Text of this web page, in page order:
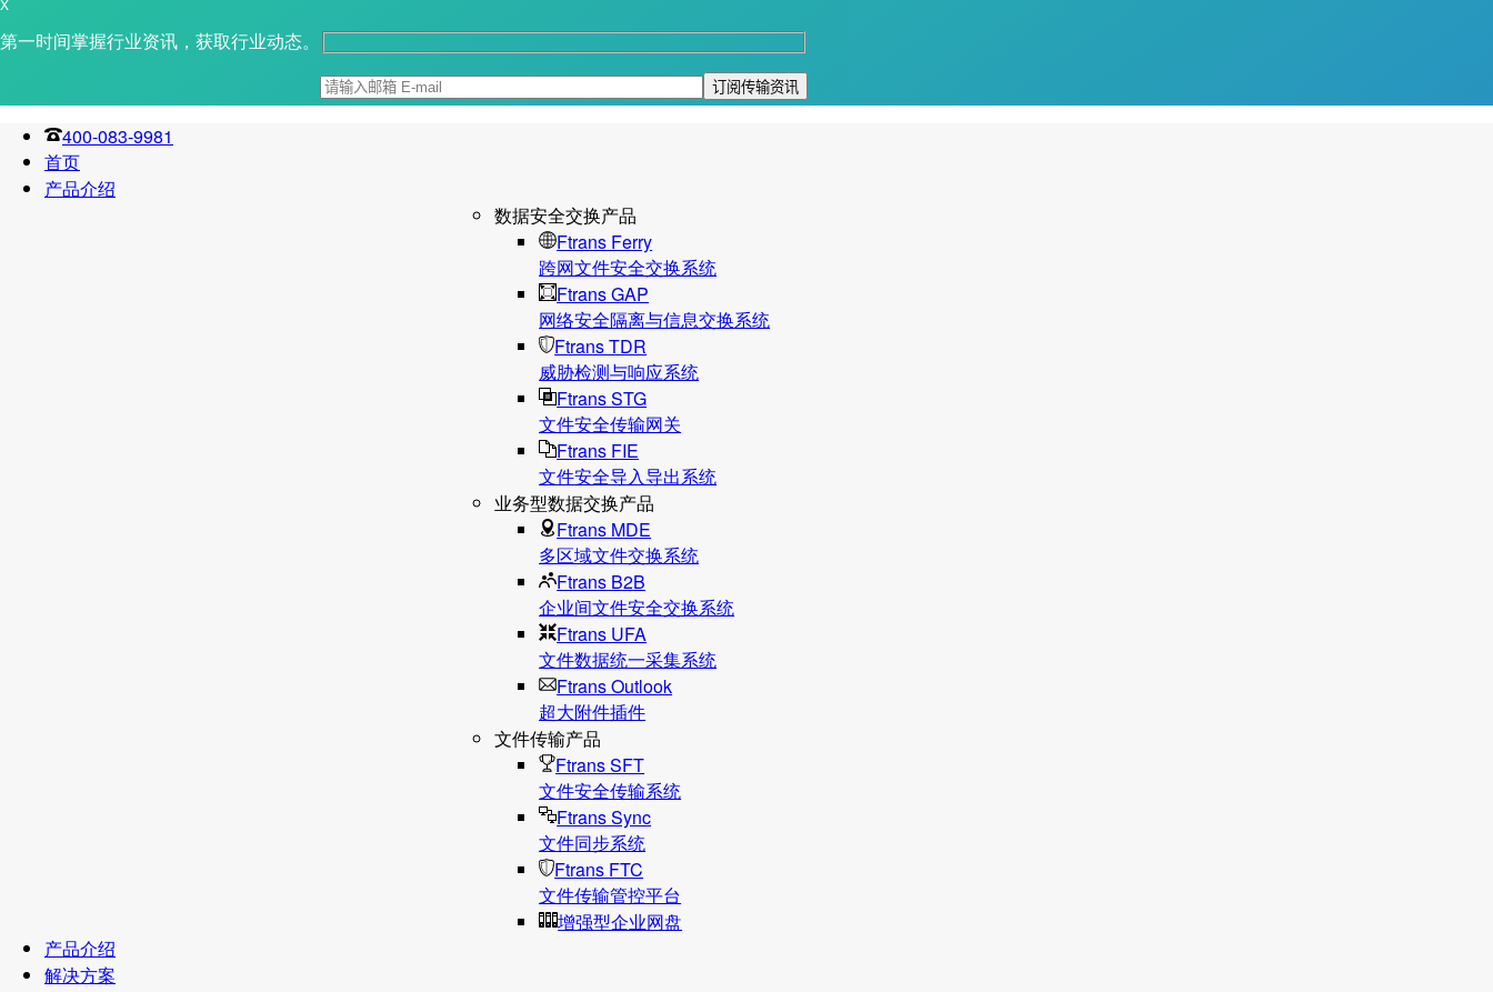
X
第一时间掌握行业资讯，获取行业动态。
400-083-9981
首页
产品介绍
数据安全交换产品
Ftrans Ferry
跨网文件安全交换系统
Ftrans GAP
网络安全隔离与信息交换系统
Ftrans TDR
威胁检测与响应系统
Ftrans STG
文件安全传输网关
Ftrans FIE
文件安全导入导出系统
业务型数据交换产品
Ftrans MDE
多区域文件交换系统
Ftrans B2B
企业间文件安全交换系统
Ftrans UFA
文件数据统⼀采集系统
Ftrans Outlook
超大附件插件
文件传输产品
Ftrans SFT
文件安全传输系统
Ftrans Sync
文件同步系统
Ftrans FTC
文件传输管控平台
增强型企业网盘
产品介绍
解决方案